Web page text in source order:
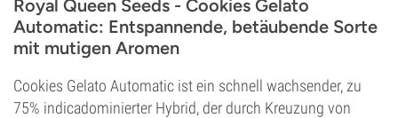
Royal Queen Seeds - Cookies Gelato
Automatic: Entspannende, betäubende Sorte
mit mutigen Aromen
Cookies Gelato Automatic ist ein schnell wachsender, zu
75% indicadominierter Hybrid, der durch Kreuzung von